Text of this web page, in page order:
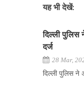
यह भी देखें:
दिल्ली
दर्ज
28 Mar,
दिल्ली पुलिस ने